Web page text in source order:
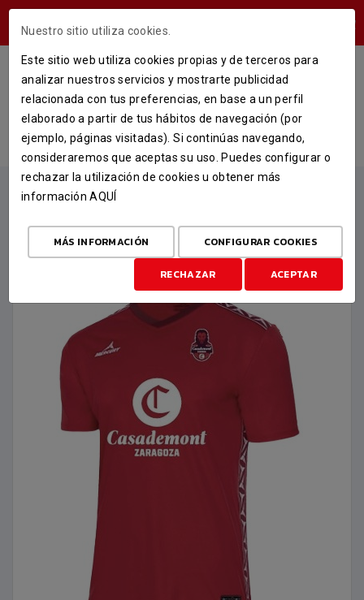
CAMISETA OFICIAL DE
ENTRENAMIENTO 25-26
INICIO TIENDA
ROPA OFICIAL 25-26
CAMISETA OFICIAL DE ENTRENAMIENTO 25-26
Nuestro sitio utiliza cookies.
Este sitio web utiliza cookies propias y de terceros para
analizar nuestros servicios y mostrarte publicidad
relacionada con tus preferencias, en base a un perfil
elaborado a partir de tus hábitos de navegación (por
ejemplo, páginas visitadas). Si continúas navegando,
consideraremos que aceptas su uso. Puedes configurar o
rechazar la utilización de cookies u obtener más
informaciónAQUÍ
MÁS INFORMACIÓN CONFIGURAR COOKIES
RECHAZAR ACEPTAR